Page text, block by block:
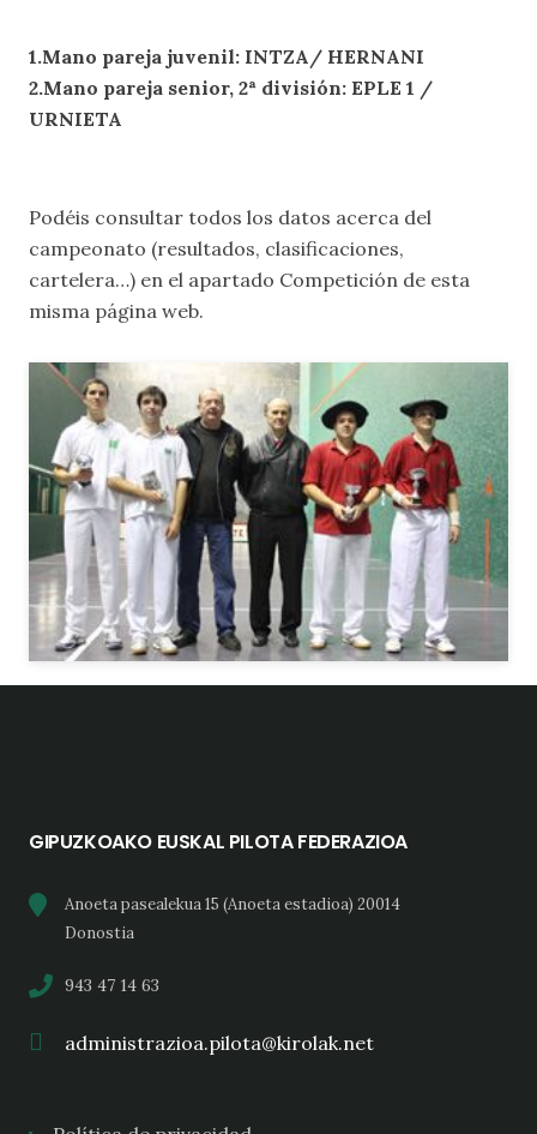
1.Mano pareja juvenil: INTZA/ HERNANI
2.Mano pareja senior, 2ª división: EPLE 1 /
URNIETA
Podéis consultar todos los datos acerca del
campeonato (resultados, clasificaciones,
cartelera…) en el apartado Competición de esta
misma página web.
GIPUZKOAKO EUSKAL PILOTA FEDERAZIOA
Anoeta pasealekua 15 (Anoeta estadioa) 20014
Donostia
943 47 14 63
administrazioa.pilota@kirolak.net